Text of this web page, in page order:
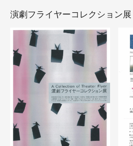
演劇フライヤーコレクション展